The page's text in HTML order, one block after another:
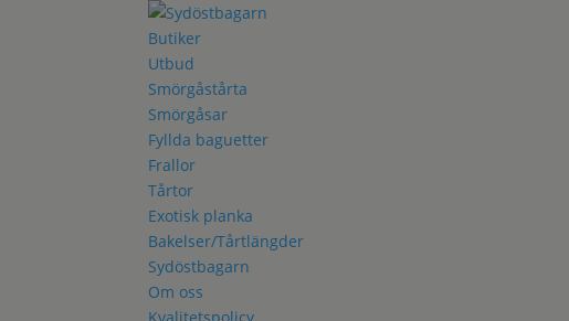
Butiker
Utbud
Smörgåstårta
Smörgåsar
Fyllda baguetter
Frallor
Tårtor
Exotisk planka
Bakelser/Tårtlängder
Sydöstbagarn
Om oss